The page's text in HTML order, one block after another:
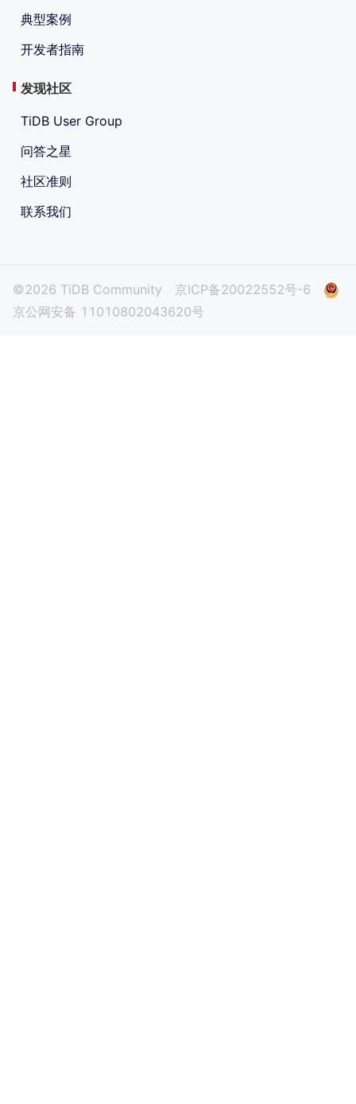
典型案例
开发者指南
发现社区
TiDB User Group
问答之星
社区准则
联系我们
©2026 TiDB Community
京ICP备20022552号-6
京公网安备 11010802043620号